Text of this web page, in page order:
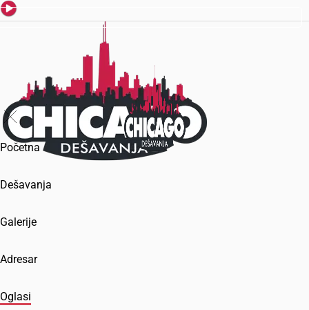
Početna
Dešavanja
Galerije
Adresar
Oglasi